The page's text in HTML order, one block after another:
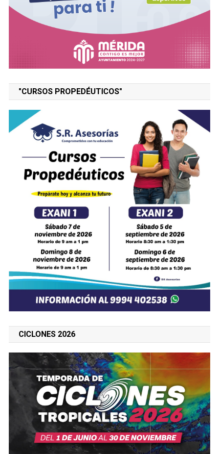
"CURSOS PROPEDÉUTICOS"
CICLONES 2026